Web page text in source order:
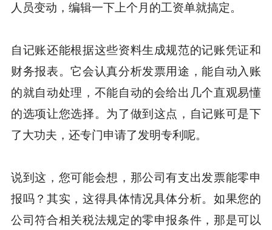
人员变动，编辑一下上个月的工资单就搞定。
自记账还能根据这些资料生成规范的记账凭证和
财务报表。它会认真分析发票用途，能自动入账
的就自动处理，不能自动的会给出几个直观易懂
的选项让您选择。为了做到这点，自记账可是下
了大功夫，还专门申请了发明专利呢。
说到这，您可能会想，那公司有支出发票能零申
报吗？其实，这得具体情况具体分析。如果您的
公司符合相关税法规定的零申报条件，那是可以